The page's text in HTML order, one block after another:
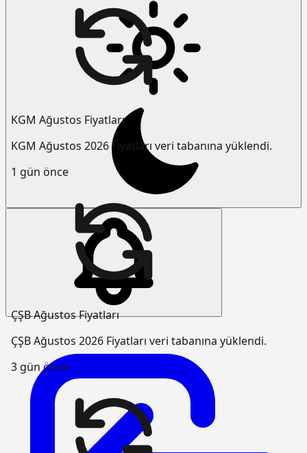
KGM Ağustos Fiyatları
KGM Ağustos 2026 Fiyatları veri tabanına yüklendi.
1 gün önce
ÇŞB Ağustos Fiyatları
ÇŞB Ağustos 2026 Fiyatları veri tabanına yüklendi.
3 gün önce